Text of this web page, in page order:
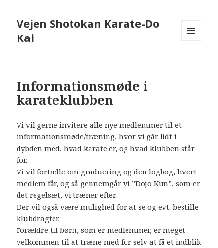
Vejen Shotokan Karate-Do
Kai
Informationsmøde i
karateklubben
Vi vil gerne invitere alle nye medlemmer til et
informationsmøde/træning, hvor vi går lidt i
dybden med, hvad karate er, og hvad klubben står
for.
Vi vil fortælle om graduering og den logbog, hvert
medlem får, og så gennemgår vi ”Dojo Kun”, som er
det regelsæt, vi træner efter.
Der vil også være mulighed for at se og evt. bestille
klubdragter.
Forældre til børn, som er medlemmer, er meget
velkommen til at træne med for selv at få et indblik